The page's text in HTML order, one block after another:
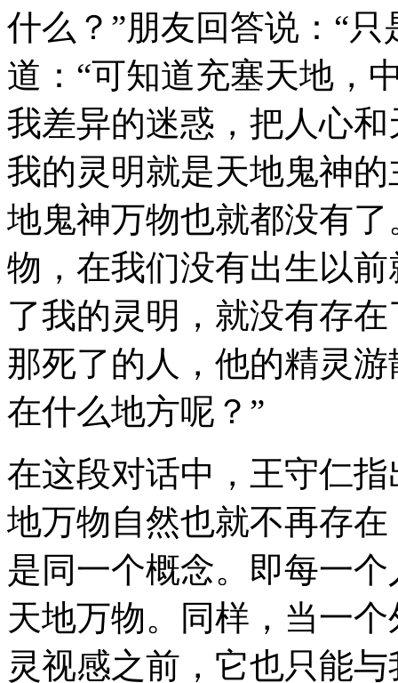
什么？”朋友回答说：“
道：“可知道充塞天地，
我差异的迷惑，把人心
我的灵明就是天地鬼神
地鬼神万物也就都没有
物，在我们没有出生以
了我的灵明，就没有存
那死了的人，他的精灵
在什么地方呢？”
在这段对话中，王守仁
地万物自然也就不再存
是同一个概念。即每一
天地万物。同样，当一
灵视感之前，它也只能